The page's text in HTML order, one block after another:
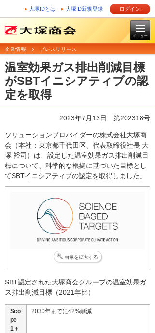
大塚IDとは 大塚ID新規登録 ログイン
メニュー
企業情報 プレスリリース
温室効果ガス排出削減目標
がSBTイニシアティブの認
定を取得
2023年7月13日 第202318号
ソリューションプロバイダーの株式会社大塚商
会（本社：東京都千代田区、代表取締役社長:大
塚 裕司）は、設定した温室効果ガス排出削減目
標について、科学的な根拠に基づいた目標とし
てSBTイニシアティブの認定を取得しました。
画像を拡大する
SBT認定された大塚商会グループの温室効果ガ
ス排出削減目標（2021年比）
Sco
pe
1＋
2030年までに42%削減